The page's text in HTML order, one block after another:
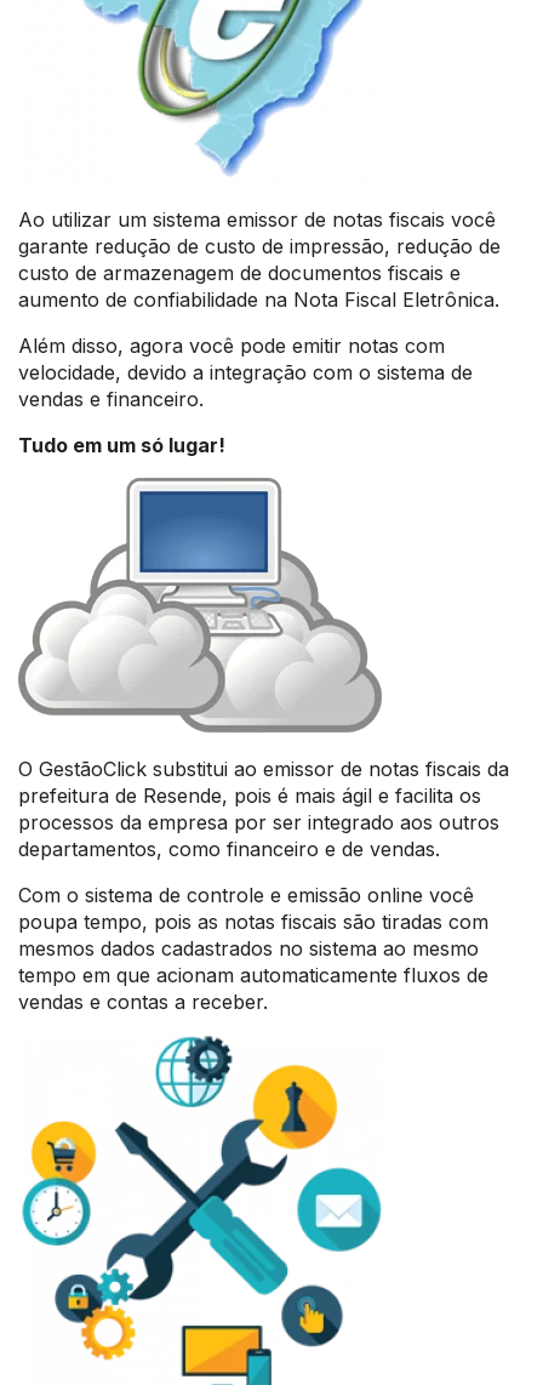
Ao utilizar um sistema emissor de notas fiscais você
garante redução de custo de impressão, redução de
custo de armazenagem de documentos fiscais e
aumento de confiabilidade na Nota Fiscal Eletrônica.
Além disso, agora você pode emitir notas com
velocidade, devido a integração com o sistema de
vendas e financeiro.
Tudo em um só lugar!
O GestãoClick substitui ao emissor de notas fiscais da
prefeitura de Resende, pois é mais ágil e facilita os
processos da empresa por ser integrado aos outros
departamentos, como financeiro e de vendas.
Com o sistema de controle e emissão online você
poupa tempo, pois as notas fiscais são tiradas com
mesmos dados cadastrados no sistema ao mesmo
tempo em que acionam automaticamente fluxos de
vendas e contas a receber.